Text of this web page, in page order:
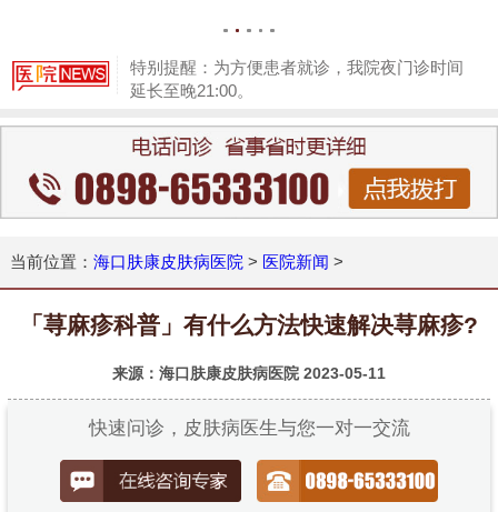
特别提醒：为方便患者就诊，我院夜门诊时间
延长至晚21:00。
当前位置： 海口肤康皮肤病医院 > 医院新闻 >
「荨麻疹科普」有什么方法快速解决荨麻疹?
来源：海口肤康皮肤病医院 2023-05-11
快速问诊，皮肤病医生与您一对一交流